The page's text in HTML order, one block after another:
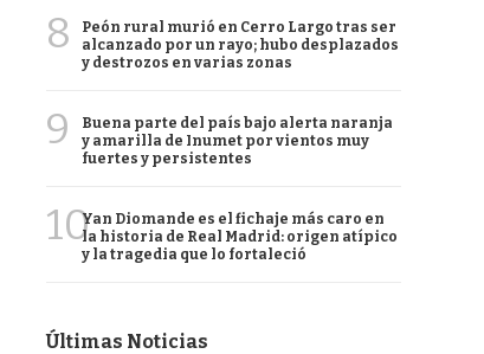
8
Peón rural murió en Cerro Largo tras ser
alcanzado por un rayo; hubo desplazados
y destrozos en varias zonas
9
Buena parte del país bajo alerta naranja
y amarilla de Inumet por vientos muy
fuertes y persistentes
10Yan Diomande es el fichaje más caro en
la historia de Real Madrid: origen atípico
y la tragedia que lo fortaleció
Últimas Noticias